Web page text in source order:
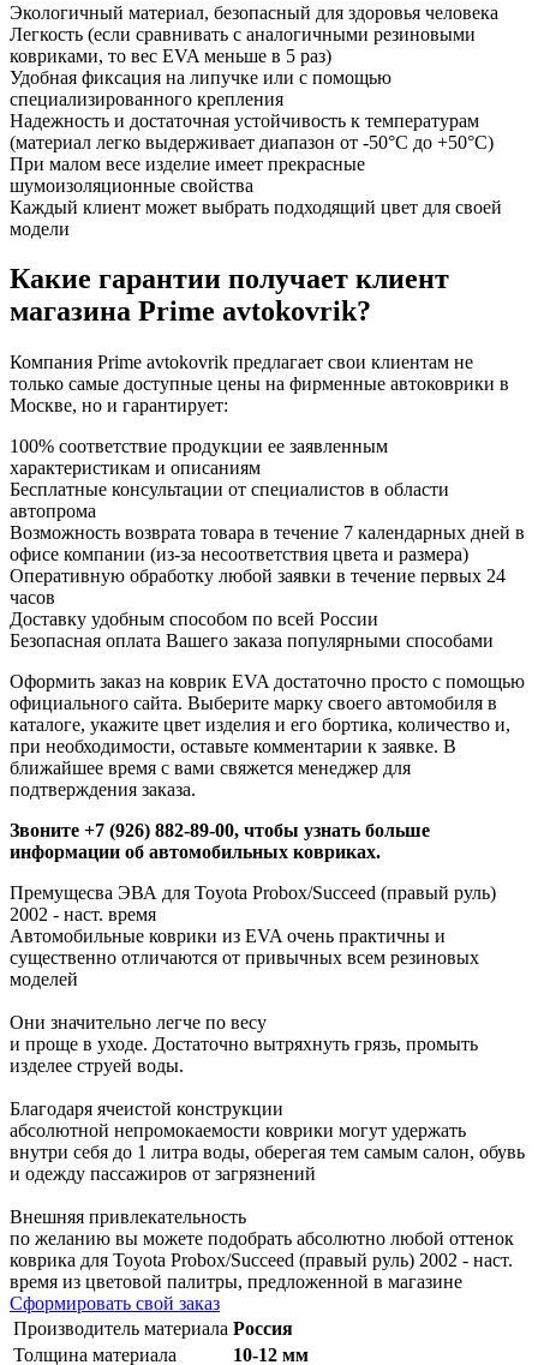
Экологичный материал, безопасный для здоровья человека
Легкость (если сравнивать с аналогичными резиновыми
ковриками, то вес EVA меньше в 5 раз)
Удобная фиксация на липучке или с помощью
специализированного крепления
Надежность и достаточная устойчивость к температурам
(материал легко выдерживает диапазон от -50°С до +50°С)
При малом весе изделие имеет прекрасные
шумоизоляционные свойства
Каждый клиент может выбрать подходящий цвет для своей
модели
Какие гарантии получает клиент
магазина Prime avtokovrik?
Компания Prime avtokovrik предлагает свои клиентам не
только самые доступные цены на фирменные автоковрики в
Москве, но и гарантирует:
100% соответствие продукции ее заявленным
характеристикам и описаниям
Бесплатные консультации от специалистов в области
автопрома
Возможность возврата товара в течение 7 календарных дней в
офисе компании (из-за несоответствия цвета и размера)
Оперативную обработку любой заявки в течение первых 24
часов
Доставку удобным способом по всей России
Безопасная оплата Вашего заказа популярными способами
Оформить заказ на коврик EVA достаточно просто с помощью
официального сайта. Выберите марку своего автомобиля в
каталоге, укажите цвет изделия и его бортика, количество и,
при необходимости, оставьте комментарии к заявке. В
ближайшее время с вами свяжется менеджер для
подтверждения заказа.
Звоните +7 (926) 882-89-00, чтобы узнать больше
информации об автомобильных ковриках.
Премущесва ЭВА для Toyota Probox/Succeed (правый руль)
2002 - наст. время
Автомобильные коврики из EVA очень практичны и
существенно отличаются от привычных всем резиновых
моделей
Они значительно легче по весу
и проще в уходе. Достаточно вытряхнуть грязь, промыть
изделее струей воды.
Благодаря ячеистой конструкции
абсолютной непромокаемости коврики могут удержать
внутри себя до 1 литра воды, оберегая тем самым салон, обувь
и одежду пассажиров от загрязнений
Внешняя привлекательность
по желанию вы можете подобрать абсолютно любой оттенок
коврика для Toyota Probox/Succeed (правый руль) 2002 - наст.
время из цветовой палитры, предложенной в магазине
Сформировать свой заказ
Производитель материала Россия
Толщина материала
10-12 мм